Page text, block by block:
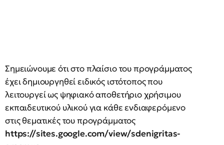
Σημειώνουμε ότι στο πλαίσιο του προγράμματος
έχει δημιουργηθεί ειδικός ιστότοπος που
λειτουργεί ως ψηφιακό αποθετήριο χρήσιμου
εκπαιδευτικού υλικού για κάθε ενδιαφερόμενο
στις θεματικές του προγράμματος
https://sites.google.com/view/sdenigritas-